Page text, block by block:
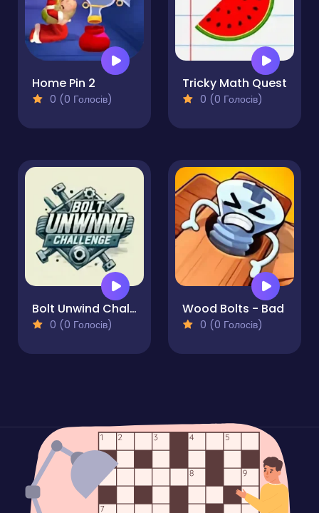
Home Pin 2
0 (0 Голосів)
Tricky Math Quest
0 (0 Голосів)
Bolt Unwind Challenge
0 (0 Голосів)
Wood Bolts - Bad
0 (0 Голосів)